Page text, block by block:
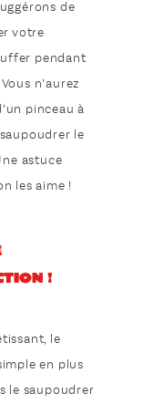
de
votre
pendant
n’aurez
pinceau à
le
astuce
les aime !
!
le
en plus
le saupoudrer